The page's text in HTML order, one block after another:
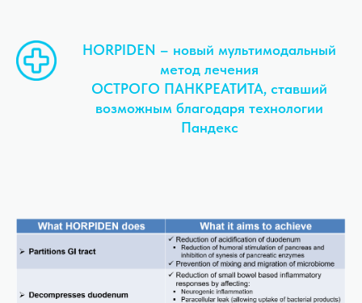
HORPIDEN – новый мультимодальный
метод лечения
ОСТРОГО ПАНКРЕАТИТА, ставший
возможным благодаря технологии
Пандекс